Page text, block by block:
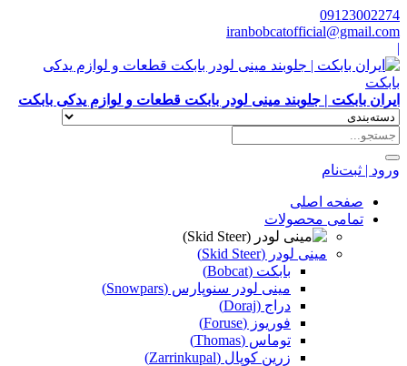
09123002274
iranbobcatofficial@gmail.com
|
ایران بابکت | جلوبند مینی لودر بابکت قطعات و لوازم یدکی بابکت
ورود | ثبت‌نام
صفحه اصلی
تمامی محصولات
مینی لودر (Skid Steer)
بابکت (Bobcat)
مینی لودر سنوپارس (Snowpars)
دراج (Doraj)
فوریوز (Foruse)
توماس (Thomas)
زرین کوپال (Zarrinkupal)